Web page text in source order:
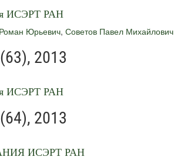
ИСЭРТ РАН
Юрьевич, Советов Павел Михайлович
2013
ИСЭРТ РАН
2013
ИСЭРТ РАН